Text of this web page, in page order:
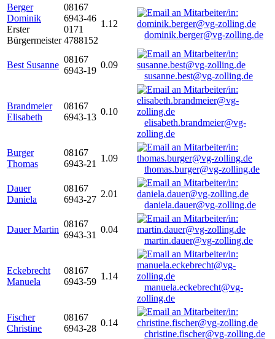
Berger
Dominik
Erster
Bürgermeister
08167
6943-46
0171
4788152
1.12
dominik.berger@vg-zolling.de
Best Susanne
08167
6943-19
0.09
susanne.best@vg-zolling.de
Brandmeier
Elisabeth
08167
6943-13
0.10
elisabeth.brandmeier@vg-
zolling.de
Burger
Thomas
08167
6943-21
1.09
thomas.burger@vg-zolling.de
Dauer
Daniela
08167
6943-27
2.01
daniela.dauer@vg-zolling.de
Dauer Martin
08167
6943-31
0.04
martin.dauer@vg-zolling.de
Eckebrecht
Manuela
08167
6943-59
1.14
manuela.eckebrecht@vg-
zolling.de
Fischer
Christine
08167
6943-28
0.14
christine.fischer@vg-zolling.de